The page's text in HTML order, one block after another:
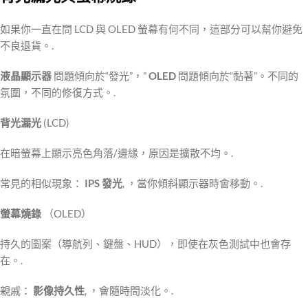
如果你一直在問 LCD 與 OLED 螢幕有何不同，這部分可以幫你避免
不良退貨。.
液晶顯示器 問題傾向於“發光”，”OLED 問題傾向於“黏著”。不同的
氛圍，不同的修復方式。.
背光漏光 (LCD)
在暗螢幕上顯示亮色角落/邊緣，原因是擴散不均。.
常見的相似現象： IPS 發光, ，當你傾斜顯示器時會移動。.
螢幕燒錄 （OLED）
持久的圖案（導航列、鍵盤、HUD），即使在灰色測試中也會存
在。.
親戚： 影像持久性, ，會隨時間淡化。.